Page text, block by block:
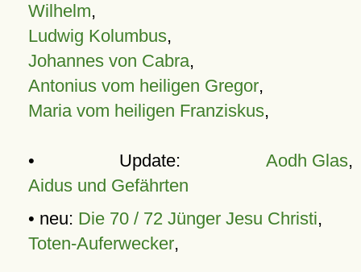
Wilhelm,
Ludwig Kolumbus,
Johannes von Cabra,
Antonius vom heiligen Gregor,
Maria vom heiligen Franziskus,
• Update: Aodh Glas,
Aidus und Gefährten
• neu: Die 70 / 72 Jünger Jesu Christi,
Toten-Auferwecker,